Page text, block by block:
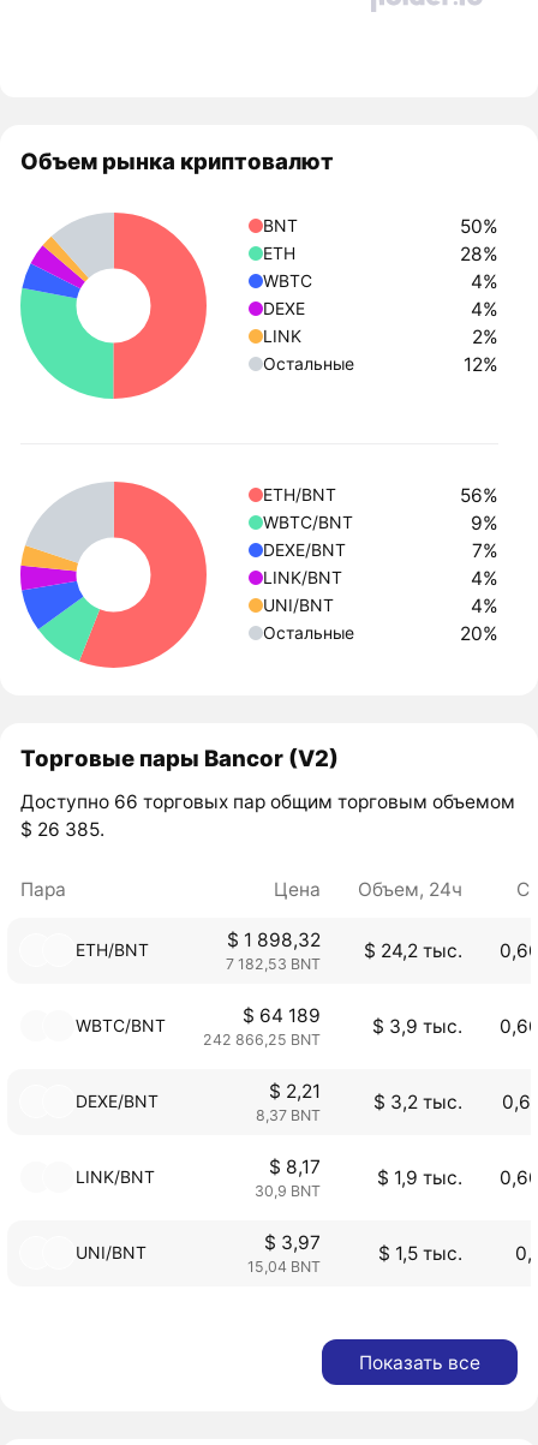
Объем рынка криптовалют
BNT 50%
ETH 28%
WBTC 4%
DEXE 4%
LINK 2%
Остальные 12%
ETH/BNT 56%
WBTC/BNT 9%
DEXE/BNT 7%
LINK/BNT 4%
UNI/BNT 4%
Остальные 20%
Торговые пары Bancor (V2)
Доступно 66 торговых пар общим торговым объемом
$ 26 385.
Пара Цена Объем, 24ч
ETH/BNT $ 1 898,32
7 182,53 BNT
$ 24,2 тыс.
WBTC/BNT $ 64 189
242 866,25 BNT
$ 3,9 тыс.
DEXE/BNT $ 2,21
8,37 BNT
$ 3,2 тыс.
LINK/BNT $ 8,17
30,9 BNT
$ 1,9 тыс.
UNI/BNT $ 3,97
15,04 BNT
$ 1,5 тыс.
Показать все